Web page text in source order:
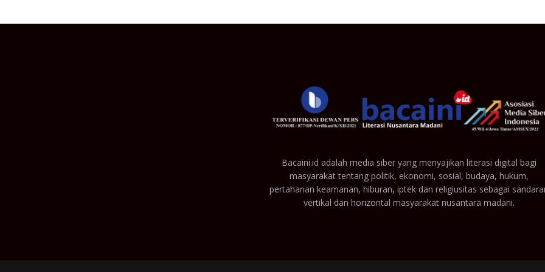
Bacaini.id adalah media siber yang menyajikan literasi digital bagi
masyarakat tentang politik, ekonomi, sosial, budaya, hukum,
pertahanan keamanan, hiburan, iptek dan religiusitas sebagai
vertikal dan horizontal masyarakat nusantara madani.